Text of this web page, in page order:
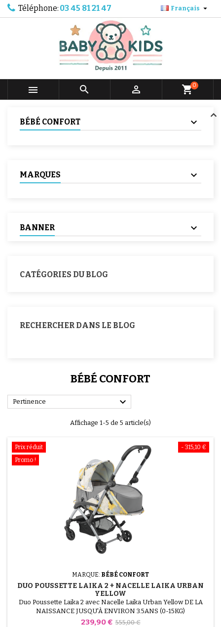
Téléphone: 03 45 81 21 47 Français 
   shopping_cart0
BÉBÉ CONFORT
MARQUES
BANNER
CATÉGORIES DU BLOG
RECHERCHER DANS LE BLOG
BÉBÉ CONFORT
Pertinence 
Affichage 1-5 de 5 article(s)
- 315,10 €
Prix réduit
Promo !
MARQUE: BÉBÉ CONFORT
DUO POUSSETTE LAIKA 2 + NACELLE LAIKA URBAN
YELLOW
Duo Poussette Laika 2 avec Nacelle Laika Urban Yellow DE LA
NAISSANCE JUSQU'À ENVIRON 3.5ANS (0-15KG)
Prix
239,90 € Prix
555,00 €